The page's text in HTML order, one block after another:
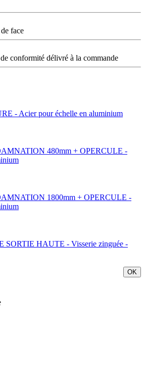
face
conformité délivré à la commande
- Acier pour échelle en aluminium
480mm + OPERCULE -
1800mm + OPERCULE -
HAUTE - Visserie zinguée -
OK